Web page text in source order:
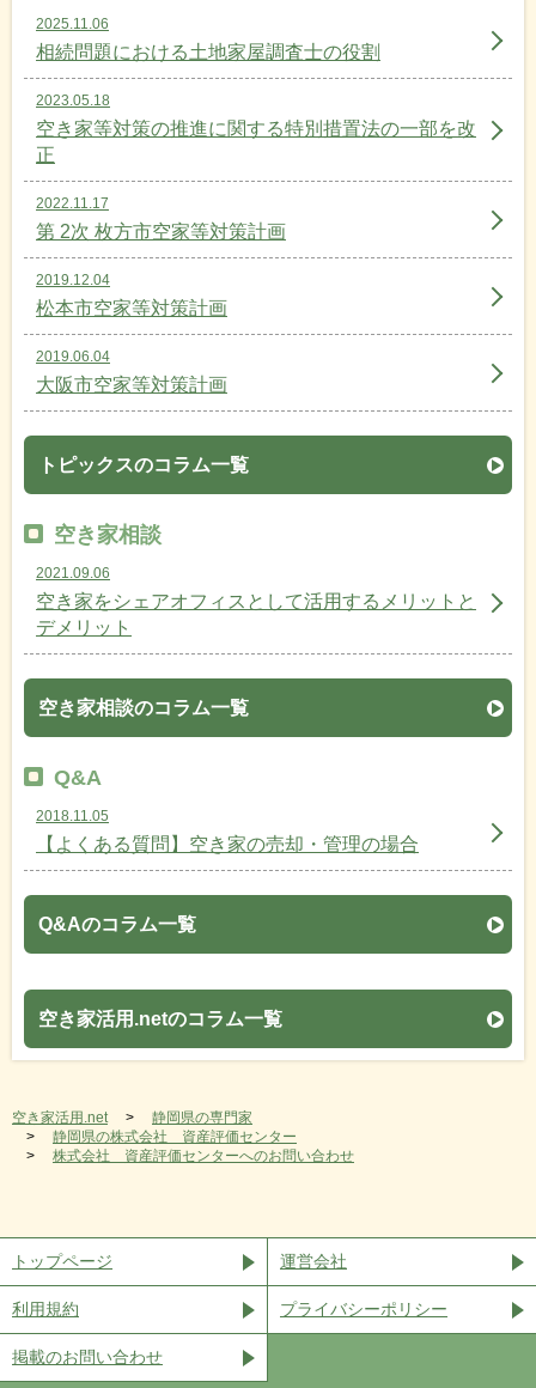
2025.11.06
相続問題における土地家屋調査士の役割
2023.05.18
空き家等対策の推進に関する特別措置法の一部を改
正
2022.11.17
第 2次 枚方市空家等対策計画
2019.12.04
松本市空家等対策計画
2019.06.04
大阪市空家等対策計画
トピックスのコラム一覧
空き家相談
2021.09.06
空き家をシェアオフィスとして活用するメリットと
デメリット
空き家相談のコラム一覧
Q&A
2018.11.05
【よくある質問】空き家の売却・管理の場合
Q&Aのコラム一覧
空き家活用.netのコラム一覧
空き家活用.net
静岡県の専門家
静岡県の株式会社 資産評価センター
株式会社 資産評価センターへのお問い合わせ
トップページ 運営会社
利用規約 プライバシーポリシー
掲載のお問い合わせ